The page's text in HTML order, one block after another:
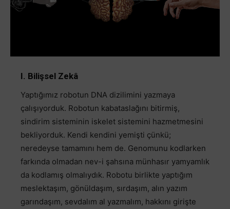
I. Bilişsel Zekâ
Yaptığımız robotun DNA dizilimini yazmaya
çalışıyorduk. Robotun kabataslağını bitirmiş,
sindirim sisteminin iskelet sistemini hazmetmesini
bekliyorduk. Kendi kendini yemişti çünkü;
neredeyse tamamını hem de. Genomunu kodlarken
farkında olmadan nev-i şahsına münhasır yamyamlık
da kodlamış olmalıydık. Robotu birlikte yaptığım
meslektaşım, gönüldaşım, sırdaşım, alın yazım
garındaşım, sevdalım al yazmalım, hakkını girişte